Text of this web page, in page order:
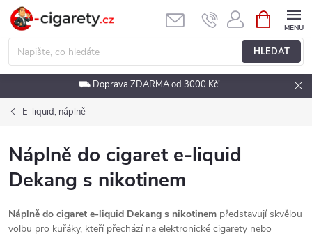
Přejít
obsah
HLEDAT
NÁKUPNÍ
KOŠÍK
⛟ Doprava ZDARMA od 3000 Kč!
E-liquid, náplně
Náplně do cigaret e-liquid
Dekang s nikotinem
Náplně do cigaret e-liquid Dekang s nikotinem představují skvělou
volbu pro kuřáky, kteří přechází na elektronické cigarety nebo